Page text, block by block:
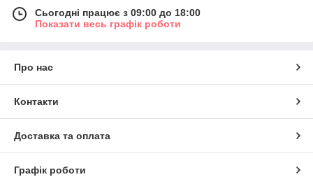
Сьогодні працює з 09:00 до 18:00
Показати весь графік роботи
Про нас
Контакти
Доставка та оплата
Графік роботи